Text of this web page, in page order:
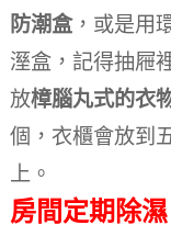
防潮盒，或是用
溼盒，記得抽屜
放樟腦丸式的衣
個，衣櫃會放到
上。
房間定期除濕